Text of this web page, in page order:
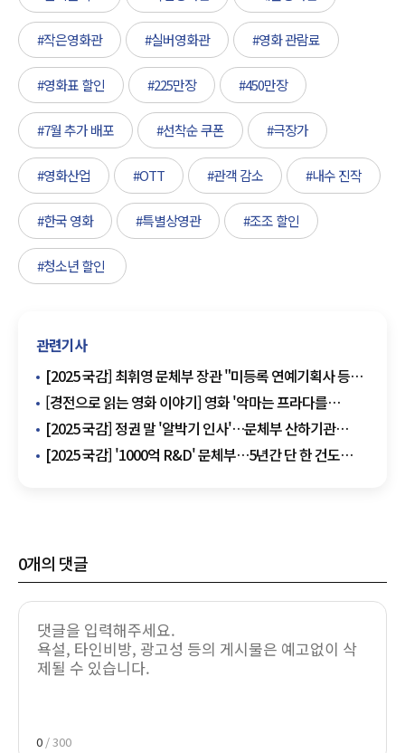
#작은영화관 #실버영화관 #영화 관람료
#영화표 할인 #225만장 #450만장
#7월 추가 배포 #선착순 쿠폰 #극장가
#영화산업 #OTT #관객 감소 #내수 진작
#한국 영화 #특별상영관 #조조 할인
#청소년 할인
관련기사
[2025 국감] 최휘영 문체부 장관 "미등록 연예기획사 등록
유도…과잉 경호 행태 개선"
[경전으로 읽는 영화 이야기] 영화 '악마는 프라다를
입는다'는 권력과 변화의 무대인가...동양철학의 거울에
비추어본 '런웨이'
[2025 국감] 정권 말 '알박기 인사'…문체부 산하기관
독립성 무너졌나
[2025 국감] '1000억 R&D' 문체부…5년간 단 한 건도
0개의 댓글
0 / 300